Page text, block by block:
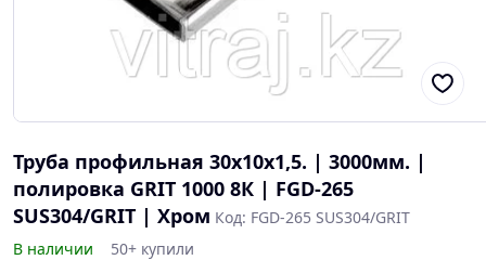
Труба профильная 30х10х1,5. | 3000мм. |
полировка GRIT 1000 8К | FGD-265
SUS304/GRIT | Хром Код: FGD-265 SUS304/GRIT
В наличии
50+ купили